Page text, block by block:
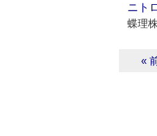
ニト
蝶理
«